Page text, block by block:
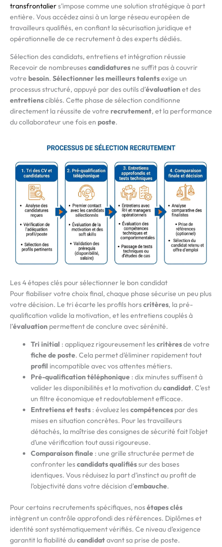
transfrontaliers’impose comme une solution stratégique à part
entière. Vous accédez ainsi à un large réseau européen de
travailleurs qualifiés, en confiant la sécurisation juridique et
opérationnelle de ce recrutement à des experts dédiés.
Sélection des candidats, entretiens et intégration réussie
Recevoir de nombreusescandidatures ne suffit pas à couvrir
votre besoin. Sélectionner les meilleurs talentsexige un
processus structuré, appuyé par des outils d’évaluationet des
entretiensciblés. Cette phase de sélection conditionne
directement la réussite de votre recrutement, et la performance
du collaborateur une fois en poste.
Les 4 étapes clés pour sélectionner le bon candidat
Pour fiabiliser votre choix final, chaque phase sécurise un peu plus
votre décision. Le tri écarte les profils horscritères, la pré-
qualification valide la motivation, et les entretiens couplés à
l’évaluation permettent de conclure avec sérénité.
Tri initial : appliquez rigoureusement lescritèresde votre
fiche de poste. Cela permet d’éliminer rapidement tout
profil incompatible avec vos attentes métiers.
Pré-qualification téléphonique : dix minutes suffisent à
valider les disponibilités et la motivation ducandidat. C’est
un filtre économique et redoutablement efficace.
Entretiens et tests : évaluez lescompétences par des
mises en situation concrètes. Pour les travailleurs
détachés, la maîtrise des consignes de sécurité fait l’objet
d’une vérification tout aussi rigoureuse.
Comparaison finale : une grille structurée permet de
confronter lescandidats qualifiéssur des bases
identiques. Vous réduisez la part d’instinct au profit de
l’objectivité dans votre décision d’embauche.
Pour certains recrutements spécifiques, nosétapes clés
intègrent un contrôle approfondi des références. Diplômes et
identité sont systématiquement vérifiés. Ce niveau d’exigence
garantit la fiabilité ducandidatavant sa prise de poste.